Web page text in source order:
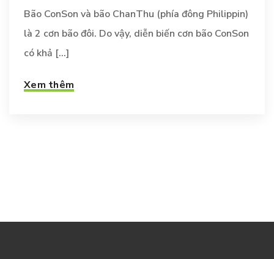
Bão ConSon và bão ChanThu (phía đông Philippin)
là 2 cơn bão đôi. Do vậy, diễn biến cơn bão ConSon
có khả [...]
Xem thêm